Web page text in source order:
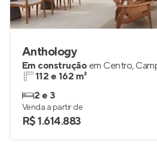
Anthology
Em construção em Centro,
112 e 162 m²
2 e 3
Venda a partir de
R$ 1.614.883